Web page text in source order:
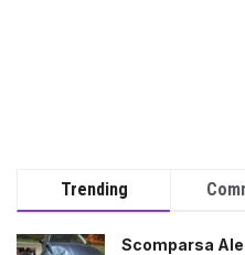
Trending
Scomparsa